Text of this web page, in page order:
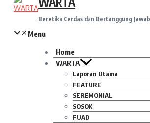
Beretika Cerdas dan Bertanggung Jawab
Menu
Home
WARTA
Laporan Utama
FEATURE
SEREMONIAL
SOSOK
FUAD